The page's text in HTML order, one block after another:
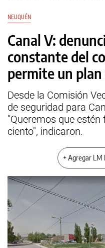
NEUQUÉN
Canal V:
constante del
permite un plan
Desde la Comisión
de seguridad para
"Queremos que
ciento", indicaron.
+ Agregar LM